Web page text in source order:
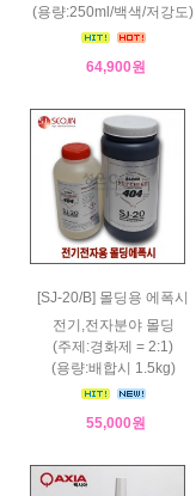
(용량:250ml/백색/저강도)
64,900원
[SJ-20/B] 몰딩용 에폭시
전기,전자분야 몰딩
(주제:경화제 = 2:1)
(용량:배합시 1.5kg)
55,000원